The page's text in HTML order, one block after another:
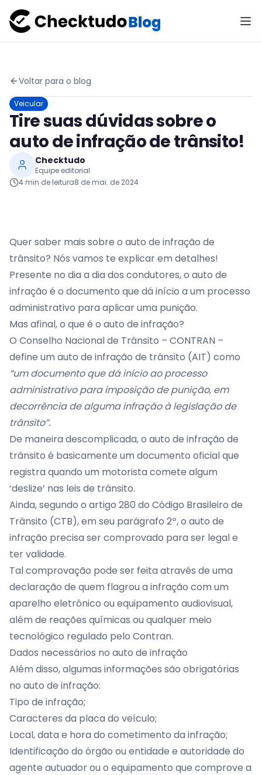
Voltar para o blog
Veicular
Tire suas dúvidas sobre o
auto de infração de trânsito!
Checktudo
Equipe editorial
4 min de leitura8 de mai. de 2024
Quer saber mais sobre o auto de infração de
trânsito? Nós vamos te explicar em detalhes!
Presente no dia a dia dos condutores, o auto de
infração é o documento que dá início a um processo
administrativo para aplicar uma punição.
Mas afinal, o que é o auto de infração?
O Conselho Nacional de Trânsito – CONTRAN –
define um auto de infração de trânsito (AIT) como
“um documento que dá início ao processo
administrativo para imposição de punição, em
decorrência de alguma infração à legislação de
trânsito”.
De maneira descomplicada, o auto de infração de
trânsito é basicamente um documento oficial que
registra quando um motorista comete algum
‘deslize’ nas leis de trânsito.
Ainda, segundo o artigo 280 do Código Brasileiro de
Trânsito (CTB), em seu parágrafo 2º, o auto de
infração precisa ser comprovado para ser legal e
ter validade.
Tal comprovação pode ser feita através de uma
declaração de quem flagrou a infração com um
aparelho eletrônico ou equipamento audiovisual,
além de reações químicas ou qualquer meio
tecnológico regulado pelo Contran.
Dados necessários no auto de infração
Além disso, algumas informações são obrigatórias
no auto de infração:
Tipo de infração;
Caracteres da placa do veículo;
Local, data e hora do cometimento da infração;
Identificação do órgão ou entidade e autoridade do
agente autuador ou o equipamento que comprove a